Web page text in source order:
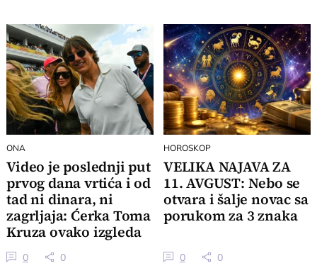
ONA
Video je poslednji put
prvog dana vrtića i od
tad ni dinara, ni
zagrljaja: Ćerka Toma
Kruza ovako izgleda
0 0
HOROSKOP
VELIKA NAJAVA ZA
11. AVGUST: Nebo se
otvara i šalje novac sa
porukom za 3 znaka
0 0